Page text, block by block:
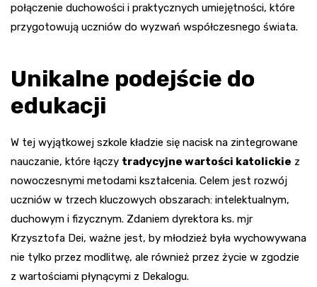
połączenie duchowości i praktycznych umiejętności, które
przygotowują uczniów do wyzwań współczesnego świata.
Unikalne podejście do
edukacji
W tej wyjątkowej szkole kładzie się nacisk na zintegrowane
nauczanie, które łączy tradycyjne wartości katolickie z
nowoczesnymi metodami kształcenia. Celem jest rozwój
uczniów w trzech kluczowych obszarach: intelektualnym,
duchowym i fizycznym. Zdaniem dyrektora ks. mjr
Krzysztofa Dei, ważne jest, by młodzież była wychowywana
nie tylko przez modlitwę, ale również przez życie w zgodzie
z wartościami płynącymi z Dekalogu.